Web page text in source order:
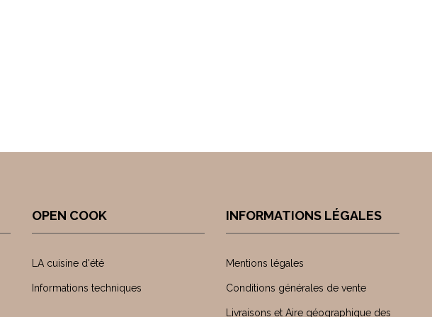
OPEN COOK
LA cuisine d'été
Informations techniques
INFORMATIONS LÉGALES
Mentions légales
Conditions générales de vente
Livraisons et Aire géographique des